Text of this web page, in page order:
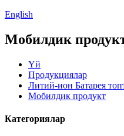
English
Мобилдик
Үй
Продукциялар
Литий-ион Батарея
Мобилдик продукт
Категориялар